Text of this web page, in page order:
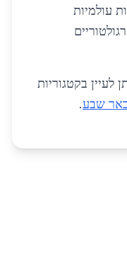
עולמיות
לעיין בקטגוריות
שבע.